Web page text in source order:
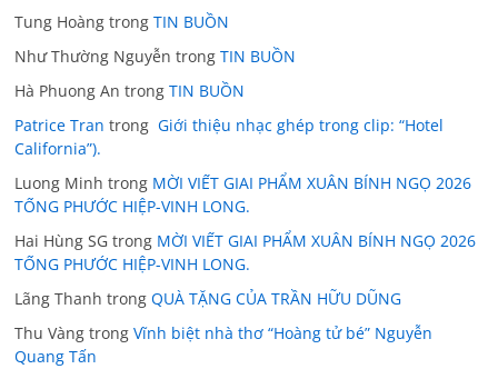
Tung Hoàng trongTIN BUỒN
Như Thường Nguyễn trongTIN BUỒN
Hà Phuong An trongTIN BUỒN
Patrice Tran trong Giới thiệu nhạc ghép trong clip: “Hotel
California”).
Luong Minh trong MỜI VIẾT GIAI PHẨM XUÂN BÍNH NGỌ 2026
TỐNG PHƯỚC HIỆP-VINH LONG.
Hai Hùng SG trong MỜI VIẾT GIAI PHẨM XUÂN BÍNH NGỌ 2026
TỐNG PHƯỚC HIỆP-VINH LONG.
Lãng Thanh trongQUÀ TẶNG CỦA TRẦN HỮU DŨNG
Thu Vàng trongVĩnh biệt nhà thơ “Hoàng tử bé” Nguyễn
Quang Tấn